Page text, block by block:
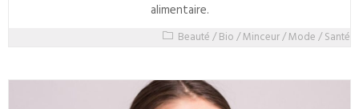
alimentaire.
Beauté/Bio/Minceur/Mode/Santé